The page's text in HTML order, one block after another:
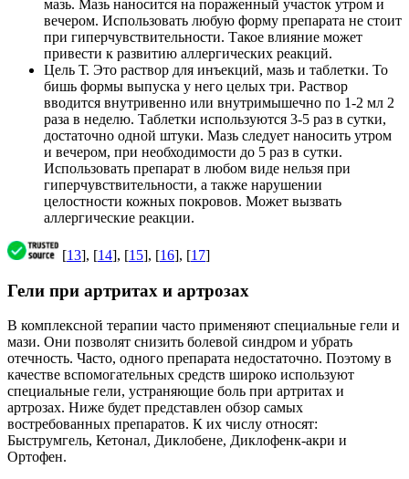
мазь. Мазь наносится на пораженный участок утром и
вечером. Использовать любую форму препарата не стоит
при гиперчувствительности. Такое влияние может
привести к развитию аллергических реакций.
Цель Т. Это раствор для инъекций, мазь и таблетки. То
бишь формы выпуска у него целых три. Раствор
вводится внутривенно или внутримышечно по 1-2 мл 2
раза в неделю. Таблетки используются 3-5 раз в сутки,
достаточно одной штуки. Мазь следует наносить утром
и вечером, при необходимости до 5 раз в сутки.
Использовать препарат в любом виде нельзя при
гиперчувствительности, а также нарушении
целостности кожных покровов. Может вызвать
аллергические реакции.
[13], [14], [15], [16], [17]
Гели при артритах и артрозах
В комплексной терапии часто применяют специальные гели и
мази. Они позволят снизить болевой синдром и убрать
отечность. Часто, одного препарата недостаточно. Поэтому в
качестве вспомогательных средств широко используют
специальные гели, устраняющие боль при артритах и
артрозах. Ниже будет представлен обзор самых
востребованных препаратов. К их числу относят:
Быструмгель, Кетонал, Диклобене, Диклофенк-акри и
Ортофен.